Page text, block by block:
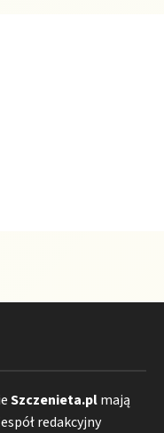
Szczenieta.plmają
redakcyjny